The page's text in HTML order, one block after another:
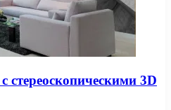
стереоскопическими 3D